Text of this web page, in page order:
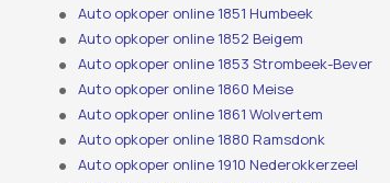
Auto opkoper online 1851 Humbeek
Auto opkoper online 1852 Beigem
Auto opkoper online 1853 Strombeek-Bever
Auto opkoper online 1860 Meise
Auto opkoper online 1861 Wolvertem
Auto opkoper online 1880 Ramsdonk
Auto opkoper online 1910 Nederokkerzeel